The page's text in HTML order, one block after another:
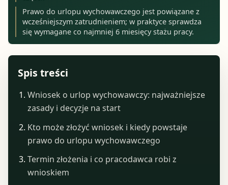
Prawo do urlopu wychowawczego jest powiązane z
wcześniejszym zatrudnieniem; w praktyce sprawdza
się wymagane co najmniej 6 miesięcy stażu pracy.
Spis treści
Wniosek o urlop wychowawczy: najważniejsze
zasady i decyzje na start
Kto może złożyć wniosek i kiedy powstaje
prawo do urlopu wychowawczego
Termin złożenia i co pracodawca robi z
wnioskiem